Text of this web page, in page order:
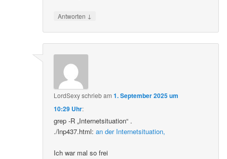
Antworten ↓
LordSexyschriebam1. September 2025 um
10:29 Uhr:
grep -R „Internetsituation“ .
./lnp437.html:an der Internetsituation,
Ich war mal so frei